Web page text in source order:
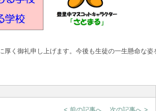
く御礼申し上げます。今後も生徒の一生懸命な